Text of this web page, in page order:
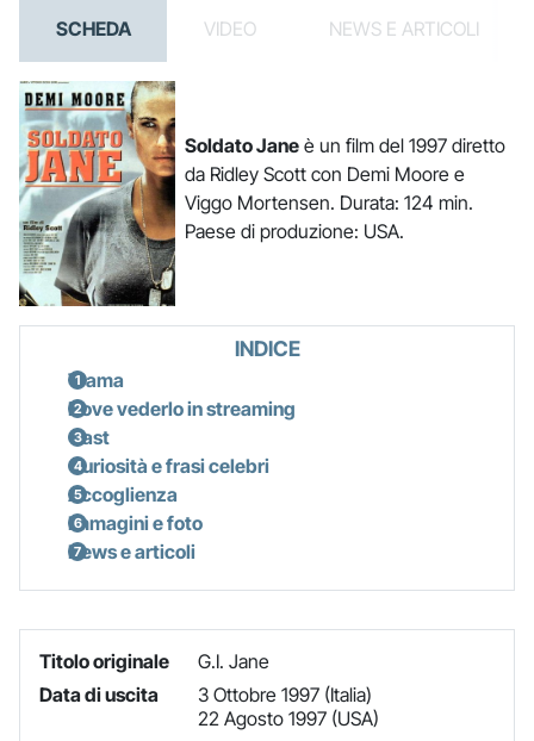
SCHEDA VIDEO NEWS E ARTICOLI
Soldato Janeè un film del 1997 diretto
da Ridley Scott con Demi Moore e
Viggo Mortensen. Durata: 124 min.
Paese di produzione: USA.
INDICE
Trama
Dove vederlo in streaming
Cast
Curiosità e frasi celebri
Accoglienza
Immagini e foto
News e articoli
Titolo originale
G.I. Jane
Data di uscita
3 Ottobre 1997 (Italia)
22 Agosto 1997 (USA)